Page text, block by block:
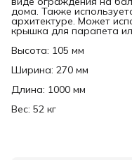
дома. Также
архитектуре. Может
крышка для парапета
Высота: 105 мм
Ширина: 270 мм
Длина: 1000 мм
Вес: 52 кг